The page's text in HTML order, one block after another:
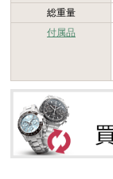
総重量
付属品